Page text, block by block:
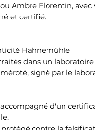
Ambre Florentin,
et certifié.
Hahnemühle
dans un
signé par le
d'un